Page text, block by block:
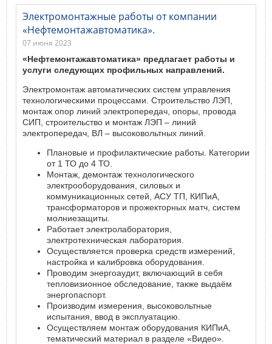
Электромонтажные работы от компании
«Нефтемонтажавтоматика».
07 июня 2023
«Нефтемонтажавтоматика» предлагает работы и
услуги следующих профильных направлений.
Электромонтаж автоматических систем управления
технологическими процессами. Строительство ЛЭП,
монтаж опор линий электропередач, опоры, провода
СИП, строительство и монтаж ЛЭП – линий
электропередач, ВЛ – высоковольтных линий.
Плановые и профилактические работы. Категории
от 1 ТО до 4 ТО.
Монтаж, демонтаж технологического
электрооборудования, силовых и
коммуникационных сетей, АСУ ТП, КИПиА,
трансформаторов и прожекторных матч, систем
молниезащиты.
Работает электролаборатория,
электротехническая лаборатория.
Осуществляется проверка средств измерений,
настройка и калибровка оборудования.
Проводим энергоаудит, включающий в себя
тепловизионное обследование, также выдаём
энергопаспорт.
Производим измерения, высоковольтные
испытания, ввод в эксплуатацию.
Осуществляем монтаж оборудования КИПиА,
тематический материал в разделе «Видео».